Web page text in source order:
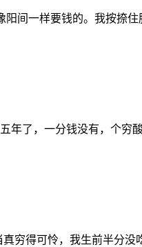
间一样要钱的。我按捺住
年了，一分钱没有，个穷
真穷得可怜，我生前半分